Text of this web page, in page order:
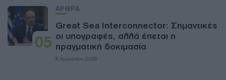
05
ΑΡΘΡΑ
Great Sea Interconnector: Σημαντικές
οι υπογραφές, αλλά έπεται η
πραγματική δοκιμασία
8 Αυγούστου 2026